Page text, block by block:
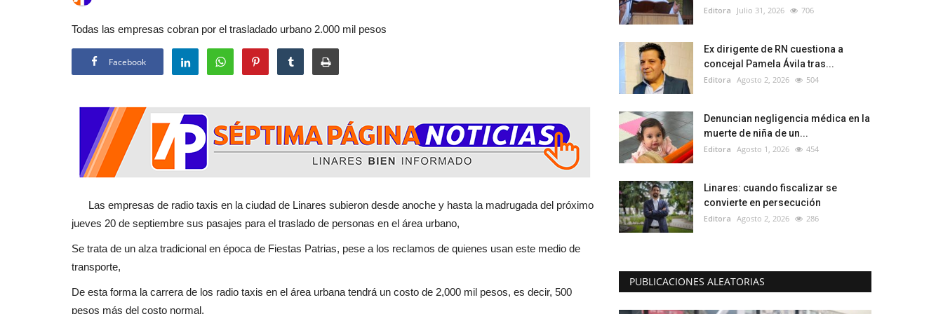
Todas las empresas cobran por el trasladado urbano 2.000 mil pesos
Facebook
Las empresas de radio taxis en la ciudad de Linares subieron desde anoche y hasta la madrugada del próximo
jueves 20 de septiembre sus pasajes para el traslado de personas en el área urbano,
Se trata de un alza tradicional en época de Fiestas Patrias, pese a los reclamos de quienes usan este medio de
transporte,
De esta forma la carrera de los radio taxis en el área urbana tendrá un costo de 2,000 mil pesos, es decir, 500
pesos más del costo normal.
Editora Julio 31, 2026 706
Ex dirigente de RN cuestiona a
concejal Pamela Ávila tras...
Editora Agosto 2, 2026 504
Denuncian negligencia médica en la
muerte de niña de un...
Editora Agosto 1, 2026 454
Linares: cuando fiscalizar se
convierte en persecución
Editora Agosto 2, 2026 286
PUBLICACIONES ALEATORIAS